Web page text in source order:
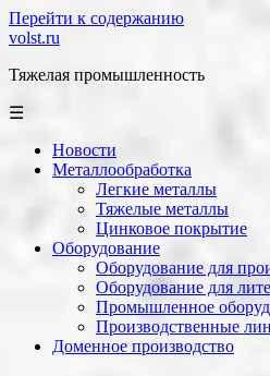
Перейти к содержанию
volst.ru
Тяжелая промышленность
☰
Новости
Металлообработка
Легкие металлы
Тяжелые металлы
Цинковое покрытие
Оборудование
Оборудование для
Оборудование для
Промышленное
Производственные
Доменное производство